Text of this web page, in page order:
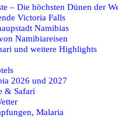
– Die höchsten Dünen der
Victoria Falls
Namibias
Namibiareisen
und weitere Highlights
2026 und 2027
& Safari
Malaria